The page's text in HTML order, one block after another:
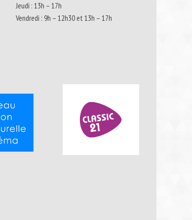
Jeudi : 13h – 17h
Vendredi : 9h – 12h30 et 13h – 17h